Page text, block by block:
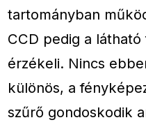
tartományban
CCD pedig a
érzékeli. Nincs
különös, a
szűrő gondoskodik